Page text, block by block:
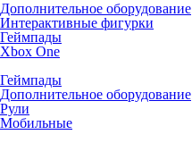
Дополнительное оборудование
Интерактивные фигурки
Геймпады
Xbox One
Геймпады
Дополнительное оборудование
Рули
Мобильные